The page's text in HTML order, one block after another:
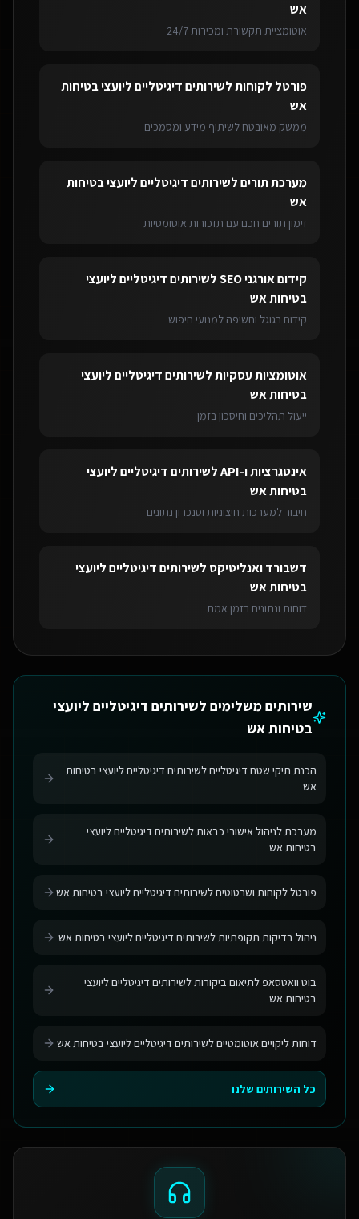
אש
אוטומציית תקשורת ומכירות 24/7
פורטל לקוחותלשירותים דיגיטליים ליועצי בטיחות
אש
ממשק מאובטח לשיתוף מידע ומסמכים
מערכת תוריםלשירותים דיגיטליים ליועצי בטיחות
אש
זימון תורים חכם עם תזכורות אוטומטיות
קידום אורגני SEO לשירותים דיגיטליים ליועצי
בטיחות אש
קידום בגוגל וחשיפה למנועי חיפוש
אוטומציות עסקיותלשירותים דיגיטליים ליועצי
בטיחות אש
ייעול תהליכים וחיסכון בזמן
אינטגרציות ו-API לשירותים דיגיטליים ליועצי
בטיחות אש
חיבור למערכות חיצוניות וסנכרון נתונים
דשבורד ואנליטיקס לשירותים דיגיטליים ליועצי
בטיחות אש
דוחות ונתונים בזמן אמת
שירותים משלימים לשירותים דיגיטליים ליועצי
בטיחות אש
הכנת תיקי שטח דיגיטליים לשירותים דיגיטליים ליועצי בטיחות
אש
מערכת לניהול אישורי כבאות לשירותים דיגיטליים ליועצי
בטיחות אש
פורטל לקוחות ושרטוטים לשירותים דיגיטליים ליועצי בטיחות אש
ניהול בדיקות תקופתיות לשירותים דיגיטליים ליועצי בטיחות אש
בוט וואטסאפ לתיאום ביקורות לשירותים דיגיטליים ליועצי
בטיחות אש
דוחות ליקויים אוטומטיים לשירותים דיגיטליים ליועצי בטיחות אש
כל השירותים שלנו